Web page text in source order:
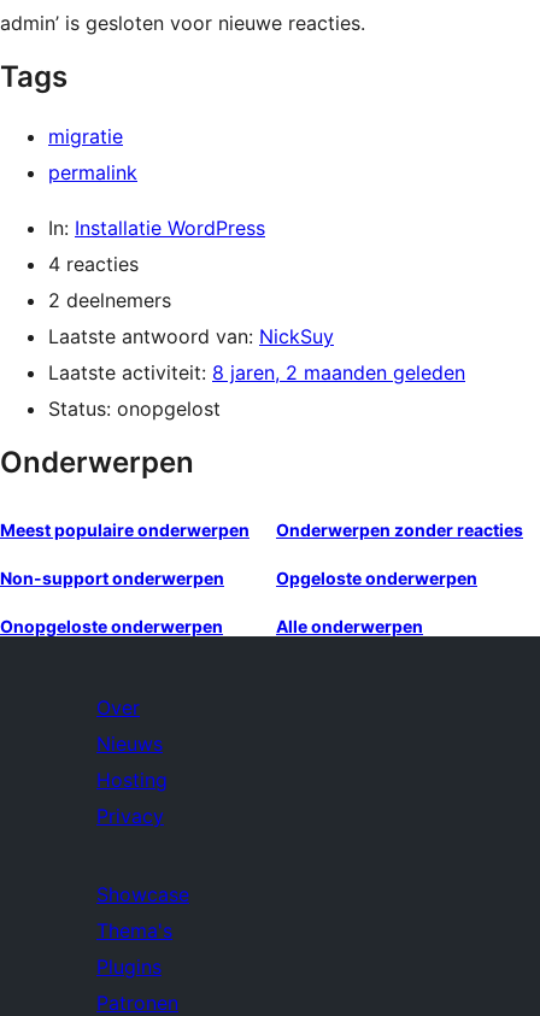
admin’ is gesloten voor nieuwe reacties.
Tags
migratie
permalink
In: Installatie WordPress
4 reacties
2 deelnemers
Laatste antwoord van: NickSuy
Laatste activiteit: 8 jaren, 2 maanden geleden
Status: onopgelost
Onderwerpen
Meest populaire onderwerpen Onderwerpen zonder reacties
Non-support onderwerpen Opgeloste onderwerpen
Onopgeloste onderwerpen Alle onderwerpen
Over
Nieuws
Hosting
Privacy
Showcase
Thema's
Plugins
Patronen